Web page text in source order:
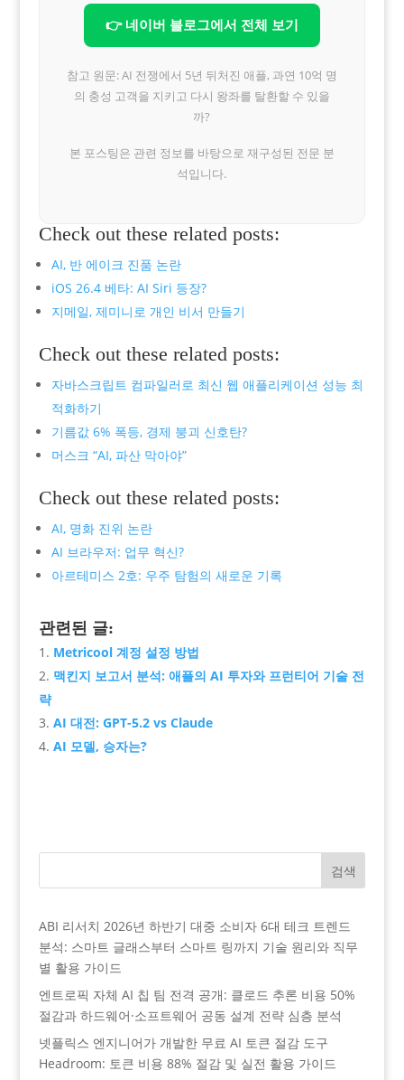
👉 네이버 블로그에서 전체 보기
참고 원문: AI 전쟁에서 5년 뒤처진 애플, 과연 10억 명
의 충성 고객을 지키고 다시 왕좌를 탈환할 수 있을
까?
본 포스팅은 관련 정보를 바탕으로 재구성된 전문 분
석입니다.
Check out these related posts:
AI, 반 에이크 진품 논란
iOS 26.4 베타: AI Siri 등장?
지메일, 제미니로 개인 비서 만들기
Check out these related posts:
자바스크립트 컴파일러로 최신 웹 애플리케이션 성능 최
적화하기
기름값 6% 폭등, 경제 붕괴 신호탄?
머스크 “AI, 파산 막아야”
Check out these related posts:
AI, 명화 진위 논란
AI 브라우저: 업무 혁신?
아르테미스 2호: 우주 탐험의 새로운 기록
관련된 글:
Metricool 계정 설정 방법
맥킨지 보고서 분석: 애플의 AI 투자와 프런티어 기술 전
략
AI 대전: GPT-5.2 vs Claude
AI 모델, 승자는?
검색
ABI 리서치 2026년 하반기 대중 소비자 6대 테크 트렌드
분석: 스마트 글래스부터 스마트 링까지 기술 원리와 직무
별 활용 가이드
엔트로픽 자체 AI 칩 팀 전격 공개: 클로드 추론 비용 50%
절감과 하드웨어·소프트웨어 공동 설계 전략 심층 분석
넷플릭스 엔지니어가 개발한 무료 AI 토큰 절감 도구
Headroom: 토큰 비용 88% 절감 및 실전 활용 가이드